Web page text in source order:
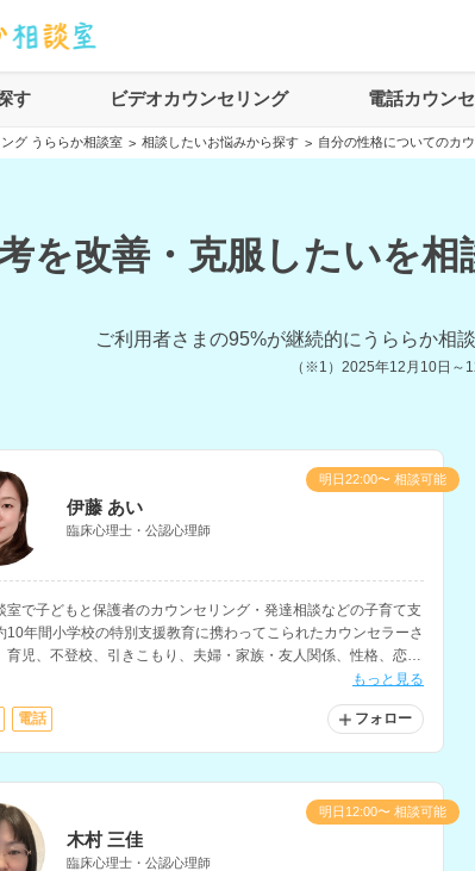
す ビデオカウンセリング 電話カウン
グ うららか相談室 > 相談したいお悩みから探す > 自分の性格についてのカ
を改善・克服したいを
ご利用者さまの95%が継続的にうららか相
（※1） 2025年12月10日～
伊藤 あい
臨床心理士・公認心理師
室で子どもと保護者のカウンセリング・発達相談などの子育て支
10年間小学校の特別支援教育に携わってこられたカウンセラーさ
育児、不登校、引きこもり、夫婦・家族・友人関係、性格、恋
、妊活・不妊治療の悩みなど、様々な相談に対応されています。
もっと見る
電話 フォロー
明日22:00〜 相談可能
木村 三佳
臨床心理士・公認心理師
明日12:00〜 相談可能